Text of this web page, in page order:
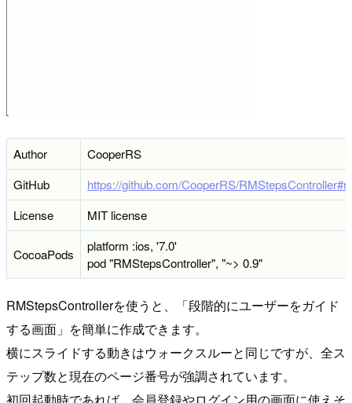
Author
CooperRS
GitHub
https://github.com/CooperRS/
License
MIT license
CocoaPods
platform :ios, '7.0'
pod "RMStepsController", "~> 0.9"
RMStepsControllerを使うと、「段階的にユーザーをガイド
する画面」を簡単に作成できます。
横にスライドする動きはウォークスルーと同じですが、全ス
テップ数と現在のページ番号が強調されています。